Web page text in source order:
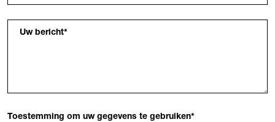
Uw bericht*
Toestemming om uw gegevens te gebruiken*